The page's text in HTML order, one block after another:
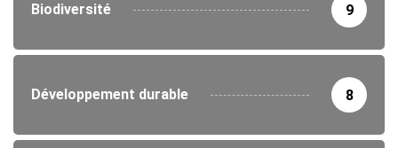
Biodiversité 9
Développement durable 8